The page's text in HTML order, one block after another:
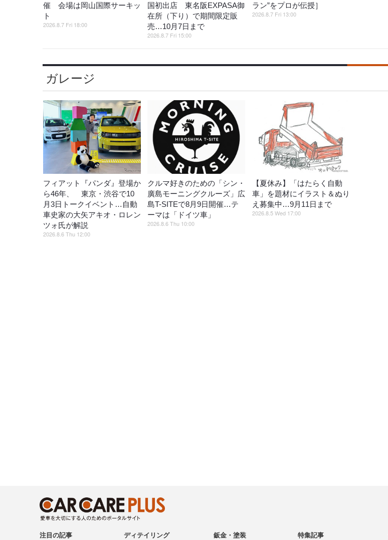
催 会場は岡山国際サーキッ
ト
2026.8.7 Fri 18:00
国初出店 東名阪EXPASA御
在所（下り）で期間限定販
売…10月7日まで
2026.8.7 Fri 15:00
ラン”をプロが伝授］
2026.8.7 Fri 13:00
ガレージ
フィアット『パンダ』登場か
ら46年、 東京・渋谷で10
月3日トークイベント…自動
車史家の大矢アキオ・ロレン
ツォ氏が解説
2026.8.6 Thu 12:00
クルマ好きのための「シン・
廣島モーニングクルーズ」広
島T-SITEで8月9日開催…テ
ーマは「ドイツ車」
2026.8.6 Thu 10:00
【夏休み】「はたらく自動
車」を題材にイラスト＆ぬり
え募集中…9月11日まで
2026.8.5 Wed 17:00
注目の記事 ディテイリング 鈑金・塗装 特集記事